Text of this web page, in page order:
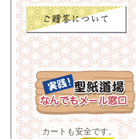
カートも安全です。